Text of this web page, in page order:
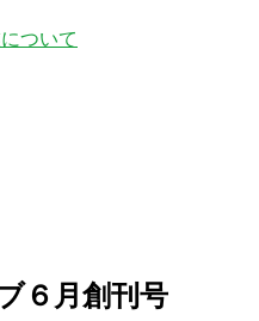
ついて
６月創刊号